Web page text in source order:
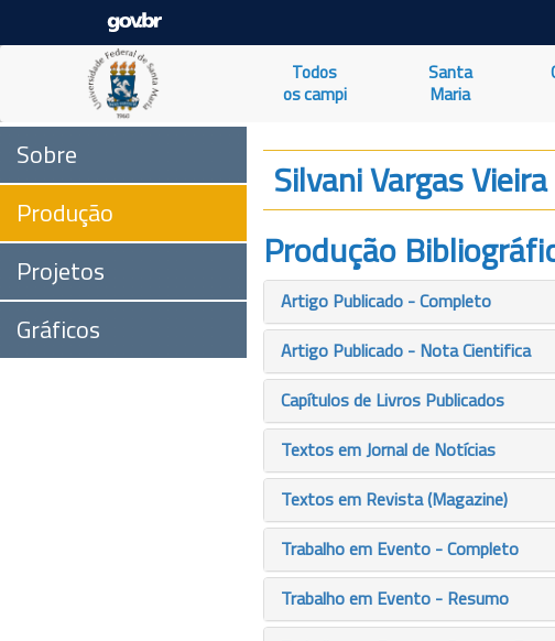
Todos
os campi
Santa
Maria
Sobre
Produção
Projetos
Gráficos
Silvani Vargas Vieira
Produção
Artigo Publicado - Completo
Artigo Publicado - Nota Cientifica
Capítulos de Livros Publicados
Textos em Jornal de Notícias
Textos em Revista (Magazine)
Trabalho em Evento - Completo
Trabalho em Evento - Resumo